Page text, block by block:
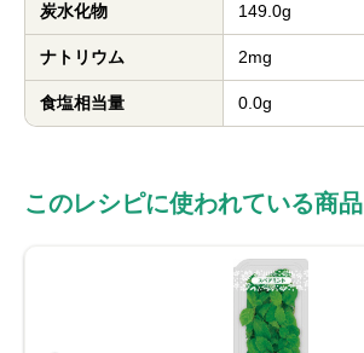
炭水化物 149.0g
ナトリウム 2mg
食塩相当量 0.0g
このレシピに使われている商品